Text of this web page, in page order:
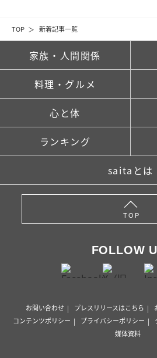
TOP 新着記事一覧
家族・人間関係
料理・グルメ
心と体
ランキング
saitaとは
TOP
FOLLOW
お問い合わせ プレスリリースはこちら
コンテンツポリシー
プライバシーポリシー
媒体資料